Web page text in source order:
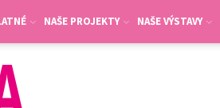
NAŠE PROJEKTY NAŠE VÝSTAVY